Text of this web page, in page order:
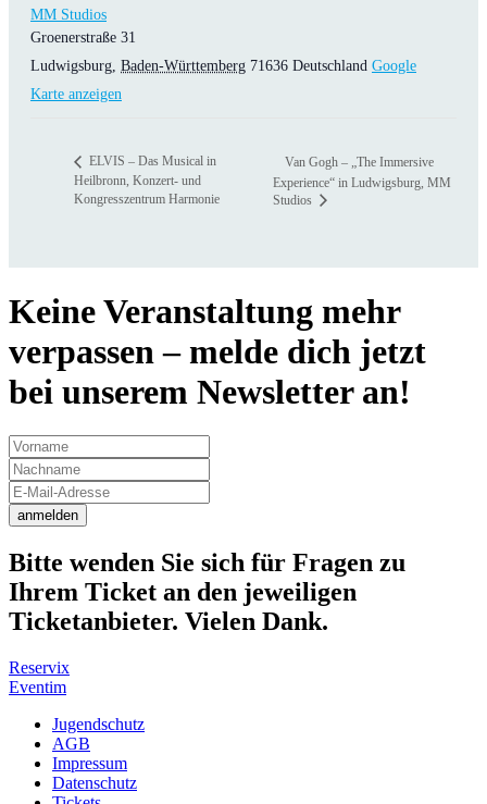
MM Studios
Groenerstraße 31
Ludwigsburg Baden-Württemberg 71636 Deutschland Google
Karte anzeigen
ELVIS – Das Musical in
Heilbronn, Konzert- und
Kongresszentrum Harmonie
Van Gogh – „The Immersive
Experience“ in Ludwigsburg, MM
Studios
Keine Veranstaltung mehr
verpassen – melde dich jetzt
bei unserem Newsletter an!
anmelden
Bitte wenden Sie sich für Fragen zu
Ihrem Ticket an den jeweiligen
Ticketanbieter. Vielen Dank.
Reservix
Eventim
Jugendschutz
AGB
Impressum
Datenschutz